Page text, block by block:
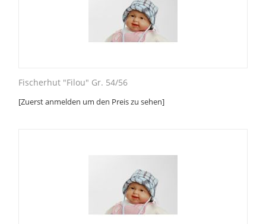
Fischerhut "Filou" Gr. 54/56
[Zuerst anmelden um den Preis zu sehen]